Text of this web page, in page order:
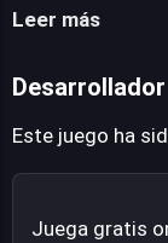
motivador.
invierte estos
transformación
Leer más
Desarrollador
Este juego ha
Juega gratis